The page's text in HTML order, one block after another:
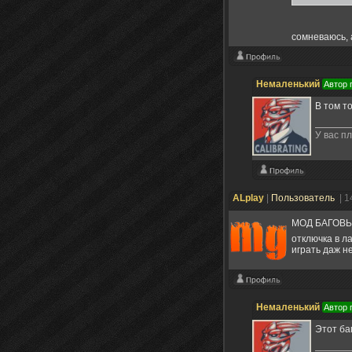
сомневаюсь,
Немаленький Автор
В том
У вас
ALplay Пользователь |
МОД
отключка в
играть даж
Немаленький Автор
Этот